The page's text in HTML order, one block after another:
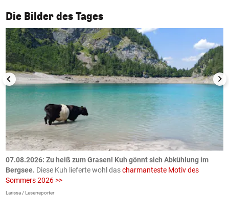
Die Bilder des Tages
1/50
07.08.2026: Zu heiß zum Grasen! Kuh gönnt sich Abkühlung im
Bergsee. Diese Kuh lieferte wohl dascharmanteste Motiv des
Sommers 2026 >>
Larissa / Leserreporter